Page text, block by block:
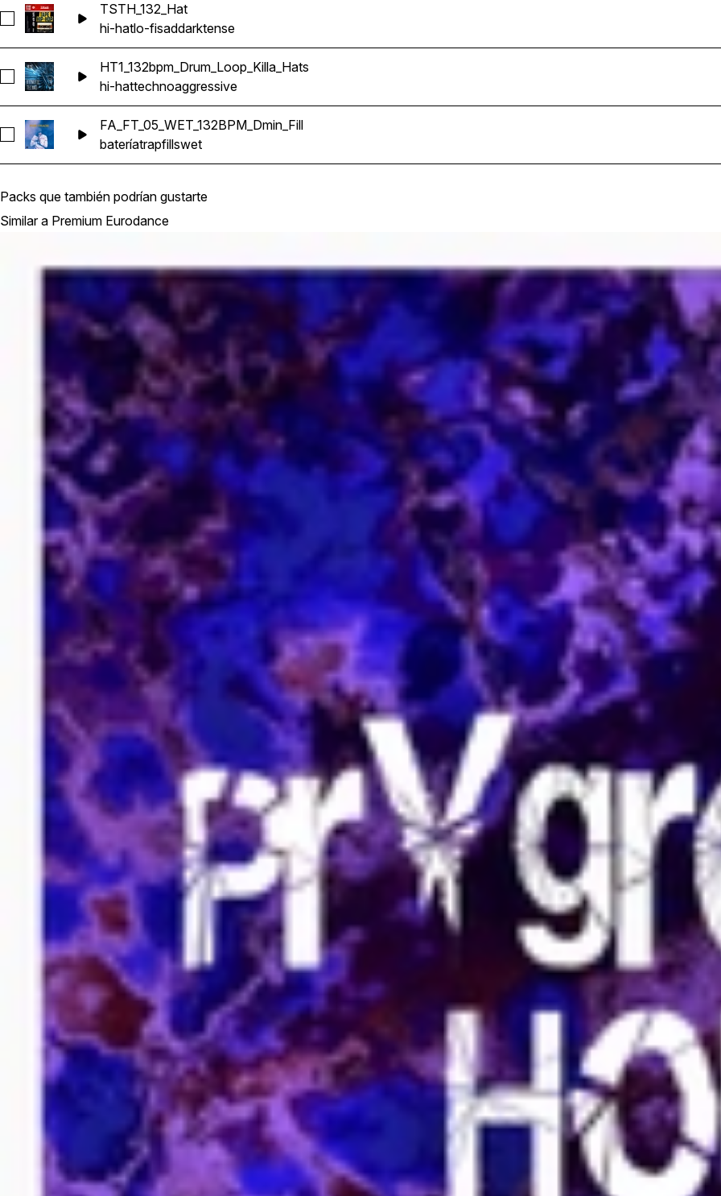
Seleccionar TSTH_132_Hat
TSTH_132_Hat
hi-hatlo-fisaddarktense
Seleccionar HT1_132bpm_Drum_Loop_Killa_Hats
HT1_132bpm_Drum_Loop_Killa_Hats
hi-hattechnoaggressive
Seleccionar FA_FT_05_WET_132BPM_Dmin_Fill
FA_FT_05_WET_132BPM_Dmin_Fill
bateríatrapfillswet
Packs que también podrían gustarte
Similar a Premium Eurodance